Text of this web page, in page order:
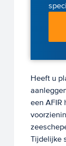
Heeft u
een AFIR
Tijdelijke